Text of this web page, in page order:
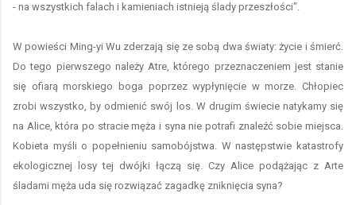
- na wszystkich falach i kamieniach istnieją ślady przeszłości".
W powieści Ming-yi Wu zderzają się ze sobą dwa światy: życie i śmierć.
Do tego pierwszego należy Atre, którego przeznaczeniem jest stanie
się ofiarą morskiego boga poprzez wypłynięcie w morze. Chłopiec
zrobi wszystko, by odmienić swój los. W drugim świecie natykamy się
na Alice, która po stracie męża i syna nie potrafi znaleźć sobie miejsca.
Kobieta myśli o popełnieniu samobójstwa. W następstwie katastrofy
ekologicznej losy tej dwójki łączą się. Czy Alice podążając z Arte
śladami męża uda się rozwiązać zagadkę zniknięcia syna?